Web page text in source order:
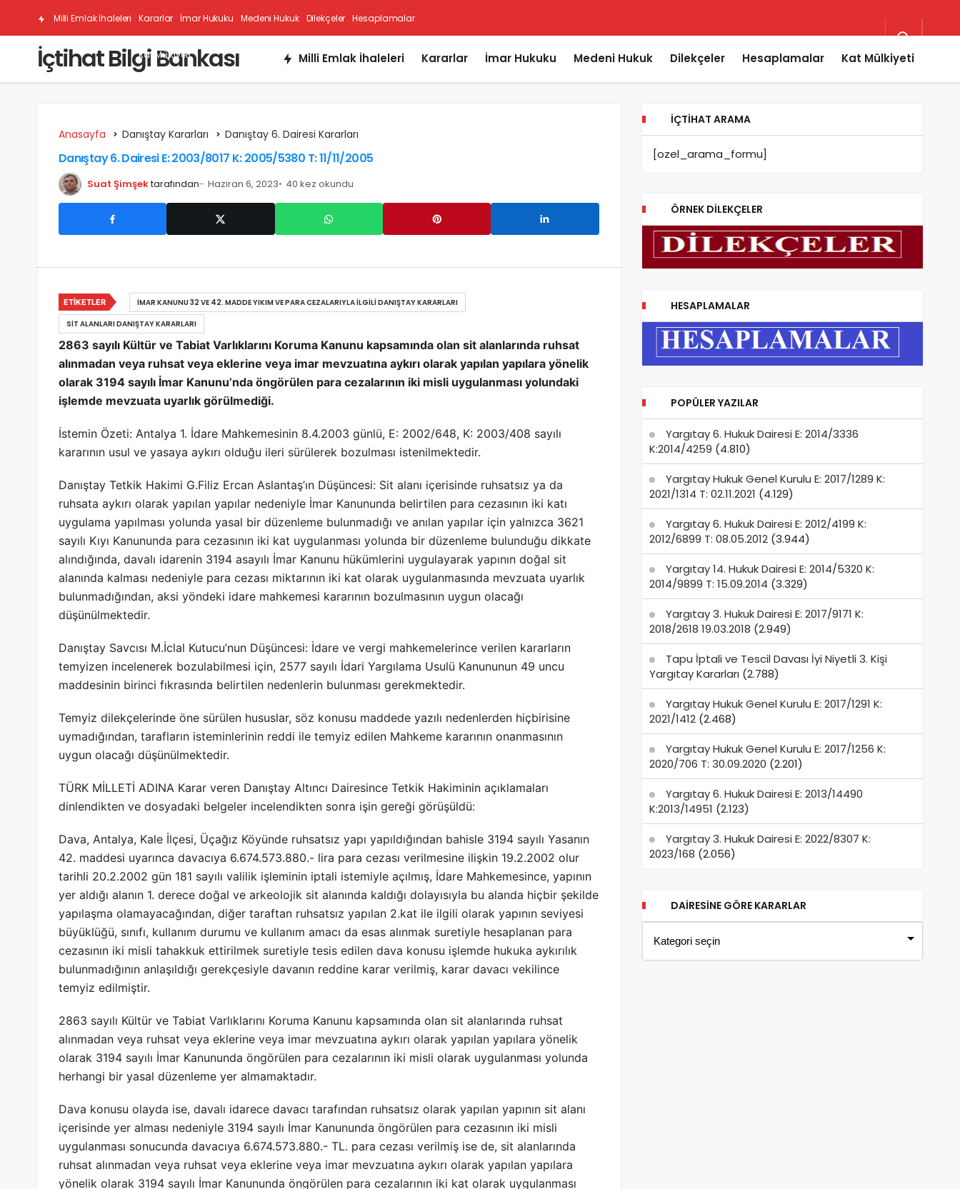
Milli Emlak İhaleleri Kararlar İmar Hukuku Medeni Hukuk Dilekçeler Hesaplamalar
Kat Mülkiyeti
İçtihat Bilgi Bankası Milli Emlak İhaleleri Kararlar İmar Hukuku Medeni Hukuk Dilekçeler Hesaplamalar Kat Mülkiyeti
Anasayfa Danıştay Kararları Danıştay 6. Dairesi Kararları
Danıştay 6. Dairesi E: 2003/8017 K: 2005/5380 T: 11/11/2005
Suat Şimşektarafından Haziran 6, 2023 40 kez okundu
2863 sayılı Kültür ve Tabiat Varlıklarını Koruma Kanunu kapsamında olan sit alanlarında ruhsat
alınmadan veya ruhsat veya eklerine veya imar mevzuatına aykırı olarak yapılan yapılara yönelik
olarak 3194 sayılı İmar Kanunu’nda öngörülen para cezalarının iki misli uygulanması yolundaki
işlemde mevzuata uyarlık görülmediği.
İstemin Özeti: Antalya 1. İdare Mahkemesinin 8.4.2003 günlü, E: 2002/648, K: 2003/408 sayılı
kararının usul ve yasaya aykırı olduğu ileri sürülerek bozulması istenilmektedir.
Danıştay Tetkik Hakimi G.Filiz Ercan Aslantaş’ın Düşüncesi: Sit alanı içerisinde ruhsatsız ya da
ruhsata aykırı olarak yapılan yapılar nedeniyle İmar Kanununda belirtilen para cezasının iki katı
uygulama yapılması yolunda yasal bir düzenleme bulunmadığı ve anılan yapılar için yalnızca 3621
sayılı Kıyı Kanununda para cezasının iki kat uygulanması yolunda bir düzenleme bulunduğu dikkate
alındığında, davalı idarenin 3194 asayılı İmar Kanunu hükümlerini uygulayarak yapının doğal sit
alanında kalması nedeniyle para cezası miktarının iki kat olarak uygulanmasında mevzuata uyarlık
bulunmadığından, aksi yöndeki idare mahkemesi kararının bozulmasının uygun olacağı
düşünülmektedir.
Danıştay Savcısı M.İclal Kutucu’nun Düşüncesi: İdare ve vergi mahkemelerince verilen kararların
temyizen incelenerek bozulabilmesi için, 2577 sayılı İdari Yargılama Usulü Kanununun 49 uncu
maddesinin birinci fıkrasında belirtilen nedenlerin bulunması gerekmektedir.
Temyiz dilekçelerinde öne sürülen hususlar, söz konusu maddede yazılı nedenlerden hiçbirisine
uymadığından, tarafların isteminlerinin reddi ile temyiz edilen Mahkeme kararının onanmasının
uygun olacağı düşünülmektedir.
TÜRK MİLLETİ ADINA Karar veren Danıştay Altıncı Dairesince Tetkik Hakiminin açıklamaları
dinlendikten ve dosyadaki belgeler incelendikten sonra işin gereği görüşüldü:
Dava, Antalya, Kale İlçesi, Üçağız Köyünde ruhsatsız yapı yapıldığından bahisle 3194 sayılı Yasanın
42. maddesi uyarınca davacıya 6.674.573.880.- lira para cezası verilmesine ilişkin 19.2.2002 olur
tarihli 20.2.2002 gün 181 sayılı valilik işleminin iptali istemiyle açılmış, İdare Mahkemesince, yapının
yer aldığı alanın 1. derece doğal ve arkeolojik sit alanında kaldığı dolayısıyla bu alanda hiçbir şekilde
yapılaşma olamayacağından, diğer taraftan ruhsatsız yapılan 2.kat ile ilgili olarak yapının seviyesi
büyüklüğü, sınıfı, kullanım durumu ve kullanım amacı da esas alınmak suretiyle hesaplanan para
cezasının iki misli tahakkuk ettirilmek suretiyle tesis edilen dava konusu işlemde hukuka aykırılık
bulunmadığının anlaşıldığı gerekçesiyle davanın reddine karar verilmiş, karar davacı vekilince
temyiz edilmiştir.
2863 sayılı Kültür ve Tabiat Varlıklarını Koruma Kanunu kapsamında olan sit alanlarında ruhsat
alınmadan veya ruhsat veya eklerine veya imar mevzuatına aykırı olarak yapılan yapılara yönelik
olarak 3194 sayılı İmar Kanununda öngörülen para cezalarının iki misli olarak uygulanması yolunda
herhangi bir yasal düzenleme yer almamaktadır.
Dava konusu olayda ise, davalı idarece davacı tarafından ruhsatsız olarak yapılan yapının sit alanı
içerisinde yer alması nedeniyle 3194 sayılı İmar Kanununda öngörülen para cezasının iki misli
uygulanması sonucunda davacıya 6.674.573.880.- TL. para cezası verilmiş ise de, sit alanlarında
ruhsat alınmadan veya ruhsat veya eklerine veya imar mevzuatına aykırı olarak yapılan yapılara
yönelik olarak 3194 sayılı İmar Kanununda öngörülen para cezalarının iki kat olarak uygulanması
ETIKETLER
İMAR KANUNU 32 VE 42. MADDE YIKIM VE PARA CEZALARIYLA İLGILI DANIŞTAY KARARLARI
SIT ALANLARI DANIŞTAY KARARLARI
İÇTIHAT ARAMA
[ozel_arama_formu]
ÖRNEK DILEKÇELER
HESAPLAMALAR
POPÜLER YAZILAR
Yargıtay 6. Hukuk Dairesi E: 2014/3336
K:2014/4259 (4.810)
Yargıtay Hukuk Genel Kurulu E: 2017/1289 K:
2021/1314 T: 02.11.2021 (4.129)
Yargıtay 6. Hukuk Dairesi E: 2012/4199 K:
2012/6899 T: 08.05.2012 (3.944)
Yargıtay 14. Hukuk Dairesi E: 2014/5320 K:
2014/9899 T: 15.09.2014 (3.329)
Yargıtay 3. Hukuk Dairesi E: 2017/9171 K:
2018/2618 19.03.2018 (2.949)
Tapu İptali ve Tescil Davası İyi Niyetli 3. Kişi
Yargıtay Kararları (2.788)
Yargıtay Hukuk Genel Kurulu E: 2017/1291 K:
2021/1412 (2.468)
Yargıtay Hukuk Genel Kurulu E: 2017/1256 K:
2020/706 T: 30.09.2020 (2.201)
Yargıtay 6. Hukuk Dairesi E: 2013/14490
K:2013/14951 (2.123)
Yargıtay 3. Hukuk Dairesi E: 2022/8307 K:
2023/168 (2.056)
DAIRESINE GÖRE KARARLAR